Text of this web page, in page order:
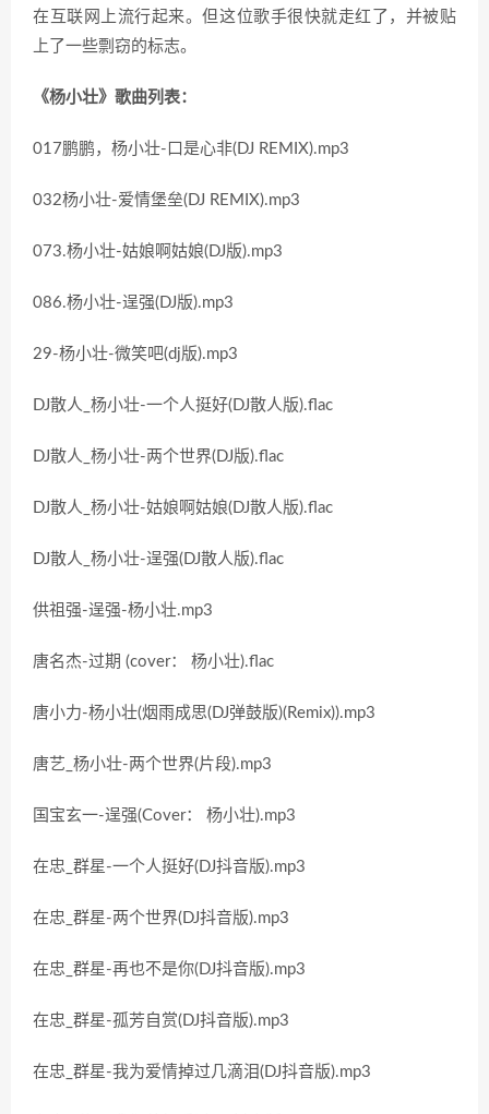
在互联网上流行起来。但这位歌手很快就走红了，并被贴
上了一些剽窃的标志。
《杨小壮》歌曲列表：
017鹏鹏，杨小壮-口是心非(DJ REMIX).mp3
032杨小壮-爱情堡垒(DJ REMIX).mp3
073.杨小壮-姑娘啊姑娘(DJ版).mp3
086.杨小壮-逞强(DJ版).mp3
29-杨小壮-微笑吧(dj版).mp3
DJ散人_杨小壮-一个人挺好(DJ散人版).flac
DJ散人_杨小壮-两个世界(DJ版).flac
DJ散人_杨小壮-姑娘啊姑娘(DJ散人版).flac
DJ散人_杨小壮-逞强(DJ散人版).flac
供祖强-逞强-杨小壮.mp3
唐名杰-过期 (cover： 杨小壮).flac
唐小力-杨小壮(烟雨成思(DJ弹鼓版)(Remix)).mp3
唐艺_杨小壮-两个世界(片段).mp3
国宝玄一-逞强(Cover： 杨小壮).mp3
在忠_群星-一个人挺好(DJ抖音版).mp3
在忠_群星-两个世界(DJ抖音版).mp3
在忠_群星-再也不是你(DJ抖音版).mp3
在忠_群星-孤芳自赏(DJ抖音版).mp3
在忠_群星-我为爱情掉过几滴泪(DJ抖音版).mp3